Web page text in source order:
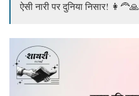
ऐसी नारी पर दुनिया निसार! 👩‍🦰🙏